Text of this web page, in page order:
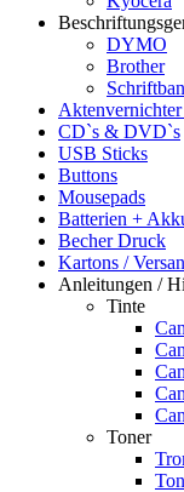
DYMO
Brother
CD`s & DVD`s
USB Sticks
Buttons
Mousepads
Batterien +
Becher Druck
Kartons /
Anleitungen /
Tinte
Toner